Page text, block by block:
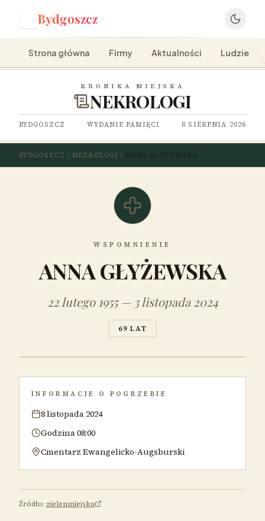
Bydgoszcz
Strona główna Firmy Aktualności Ludzie
KRONIKA MIEJSKA
NEKROLOGI
BYDGOSZCZ WYDANIE PAMIĘCI 8 SIERPNIA 2026
BYDGOSZCZ NEKROLOGI ANNA GŁYŻEWSKA
WSPOMNIENIE
ANNA GŁYŻEWSKA
22 lutego 1955 — 3 listopada 2024
69 LAT
INFORMACJE O POGRZEBIE
8 listopada 2024
Godzina 08:00
Cmentarz Ewangelicko-Augsburski
Źródło: zielenmiejska